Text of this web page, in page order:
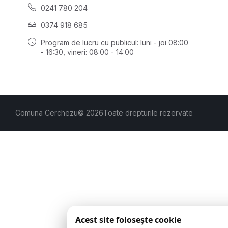
0241 780 204
0374 918 685
Program de lucru cu publicul: luni - joi 08:00
- 16:30 , vineri: 08:00 - 14:00
Comuna Cerchezu© 2026Toate drepturile rezervate
Acest site folosește cookie